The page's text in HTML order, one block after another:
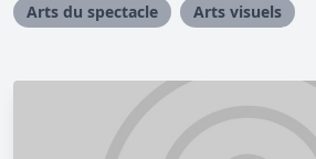
Arts du spectacle
Arts visuels